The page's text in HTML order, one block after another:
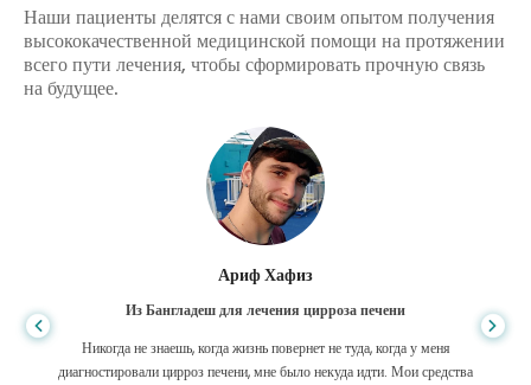
Наши пациенты делятся с нами своим опытом получения
высококачественной медицинской помощи на протяжении
всего пути лечения, чтобы сформировать прочную связь
на будущее.
Ариф Хафиз
Из Бангладеш для лечения цирроза печени
Никогда не знаешь, когда жизнь повернет не туда, когда у меня
диагностировали цирроз печени, мне было некуда идти. Мои средства